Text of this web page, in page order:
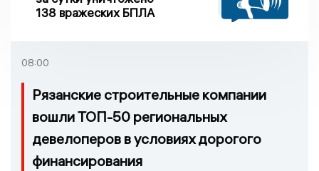
138 вражеских БПЛА
08:00
Рязанские строительные компании
вошли ТОП-50 региональных
девелоперов в условиях дорогого
финансирования